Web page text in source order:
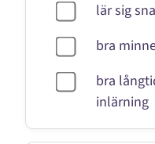
lär sig
bra
bra
inlärning